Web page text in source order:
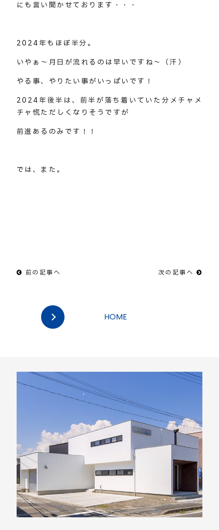
にも言い聞かせております・・・
2024年もほぼ半分。
いやぁ～月日が流れるのは早いですね～（汗）
やる事、やりたい事がいっぱいです！
2024年後半は、前半が落ち着いていた分メチャメ
チャ慌ただしくなりそうですが
前進あるのみです！！
では、また。
前の記事へ 次の記事へ
HOME